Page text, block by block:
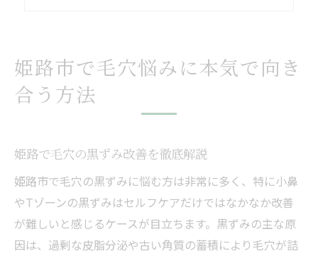
毛穴洗浄体験で実感した透明感アップ
ハイドラフェイシャルで感じた肌変化
毛穴黒ずみ対策の注目施術をレポート
最新毛穴ケアで水光肌を目指した感想
今注目の毛穴洗浄施術で美肌を目指す
ハイドラフェイシャルの毛穴効果を解説
姫路で人気の毛穴洗浄施術の特徴
姫路市で毛穴悩みに本気で向き
合う方法
姫路で毛穴の黒ずみ改善を徹底解説
姫路市で毛穴の黒ずみに悩む方は非常に多く、特に小鼻
やTゾーンの黒ずみはセルフケアだけではなかなか改善
が難しいと感じるケースが目立ちます。黒ずみの主な原
因は、過剰な皮脂分泌や古い角質の蓄積により毛穴が詰